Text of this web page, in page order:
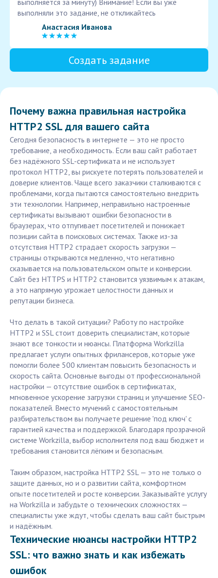
выполняется за минуту) Внимание! Если вы уже
выполняли это задание, не откликайтесь
Анастасия Иванова
Создать задание
Почему важна правильная настройка
HTTP2 SSL для вашего сайта
Сегодня безопасность в интернете — это не просто
требование, а необходимость. Если ваш сайт работает
без надёжного SSL-сертификата и не использует
протокол HTTP2, вы рискуете потерять пользователей и
доверие клиентов. Чаще всего заказчики сталкиваются с
проблемами, когда пытаются самостоятельно внедрить
эти технологии. Например, неправильно настроенные
сертификаты вызывают ошибки безопасности в
браузерах, что отпугивает посетителей и понижает
позиции сайта в поисковых системах. Также из-за
отсутствия HTTP2 страдает скорость загрузки —
страницы открываются медленно, что негативно
сказывается на пользовательском опыте и конверсии.
Сайт без HTTPS и HTTP2 становится уязвимым к атакам,
а это напрямую угрожает целостности данных и
репутации бизнеса.
Что делать в такой ситуации? Работу по настройке
HTTP2 и SSL стоит доверить специалистам, которые
знают все тонкости и нюансы. Платформа Workzilla
предлагает услуги опытных фрилансеров, которые уже
помогли более 500 клиентам повысить безопасность и
скорость сайта. Основные выгоды от профессиональной
настройки — отсутствие ошибок в сертификатах,
мгновенное ускорение загрузки страниц и улучшение SEO-
показателей. Вместо мучений с самостоятельным
разбирательством вы получаете решение 'под ключ' с
гарантией качества и поддержкой. Благодаря прозрачной
системе Workzilla, выбор исполнителя под ваш бюджет и
требования становится лёгким и безопасным.
Таким образом, настройка HTTP2 SSL — это не только о
защите данных, но и о развитии сайта, комфортном
опыте посетителей и росте конверсии. Заказывайте услугу
на Workzilla и забудьте о технических сложностях —
специалисты уже ждут, чтобы сделать ваш сайт быстрым
и надёжным.
Технические нюансы настройки HTTP2
SSL: что важно знать и как избежать
ошибок